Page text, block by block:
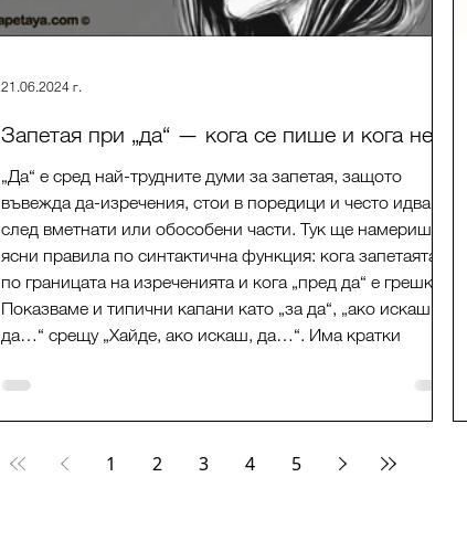
Запетая при „да“ — кога се пише и кога не
„Да“ е сред най-трудните думи за запетая, защото
въвежда да-изречения, стои в поредици и често идва
след вметнати или обособени части. Тук ще намериш
ясни правила по синтактична функция: кога запетаята е
по границата на изреченията и кога „пред да“ е грешка.
Показваме и типични капани като „за да“, „ако искаш
да…“ срещу „Хайде, ако искаш, да…“. Има кратки
21.06.2024 г.
1 2 3 4 5